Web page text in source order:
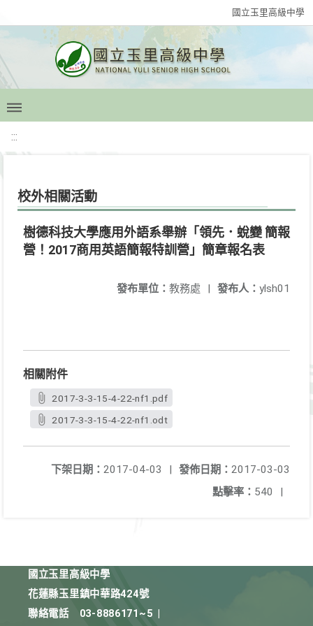
國立玉里高級中學
:::
校外相關活動
樹德科技大學應用外語系舉辦「領先．蛻變 簡報
營！2017商用英語簡報特訓營」簡章報名表
發布人： ylsh01
發布單位： 教務處 |
相關附件
2017-3-3-15-4-22-nf1.pdf
2017-3-3-15-4-22-nf1.odt
發佈日期： 2017-03-03
下架日期： 2017-04-03
|
點擊率： 540 |
國立玉里高級中學
花蓮縣玉里鎮中華路424號
聯絡電話
03-8886171~5